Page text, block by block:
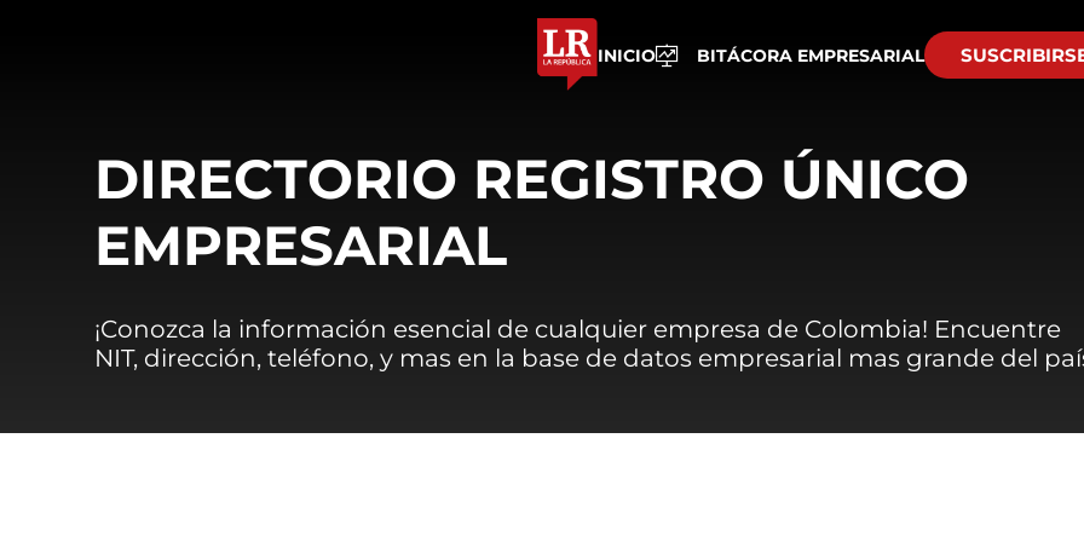
INICIO BITÁCORA EMPRESARIAL
DIRECTORIO REGISTRO ÚNICO
EMPRESARIAL
¡Conozca la información esencial de cualquier empresa de Colombia! Encuentre
NIT, dirección, teléfono, y mas en la base de datos empresarial mas grande del